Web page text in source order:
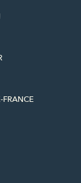
FRANCE